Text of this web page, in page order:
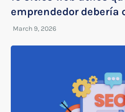
emprendedor debería